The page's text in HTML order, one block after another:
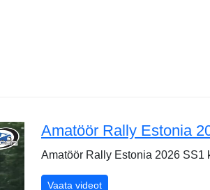
Amatöör Rally Estonia
Amatöör Rally Estonia 2026 SS1
Vaata videotAmatöör Rally Estonia